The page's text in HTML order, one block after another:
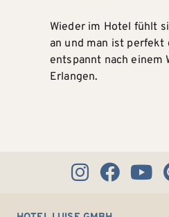
Wieder im Hotel fühlt
an und man ist perfekt
entspannt nach einem
Erlangen.